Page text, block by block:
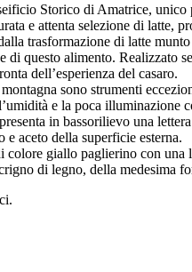
Storico di Amatrice,
e attenta selezione di
trasformazione di latte
questo alimento. Realizzato
dell’esperienza del casaro.
sono strumenti
e la poca illuminazione
in bassorilievo una
aceto della superficie esterna.
colore giallo paglierino con una
di legno, della